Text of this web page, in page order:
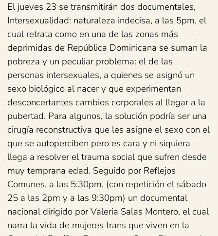
El jueves 23 se transmitirán dos documentales,
Intersexualidad: naturaleza indecisa, a las 5pm, el
cual retrata como en una de las zonas más
deprimidas de República Dominicana se suman la
pobreza y un peculiar problema: el de las
personas intersexuales, a quienes se asignó un
sexo biológico al nacer y que experimentan
desconcertantes cambios corporales al llegar a la
pubertad. Para algunos, la solución podría ser una
cirugía reconstructiva que les asigne el sexo con el
que se autoperciben pero es cara y ni siquiera
llega a resolver el trauma social que sufren desde
muy temprana edad. Seguido por Reflejos
Comunes, a las 5:30pm, (con repetición el sábado
25 a las 2pm y a las 9:30pm) un documental
nacional dirigido por Valeria Salas Montero, el cual
narra la vida de mujeres trans que viven en la